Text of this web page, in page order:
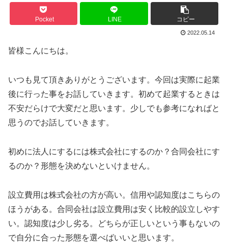
Pocket LINE コピー
2022.05.14
皆様こんにちは。
いつも見て頂きありがとうございます。今回は実際に起業
後に行った事をお話していきます。初めて起業するときは
不安だらけで大変だと思います。少しでも参考になればと
思うのでお話していきます。
初めに法人にするには株式会社にするのか？合同会社にす
るのか？形態を決めないといけません。
設立費用は株式会社の方が高い。信用や認知度はこちらの
ほうがある。合同会社は設立費用は安く比較的設立しやす
い。認知度は少し劣る。どちらが正しいという事もないの
で自分に合った形態を選べばいいと思います。